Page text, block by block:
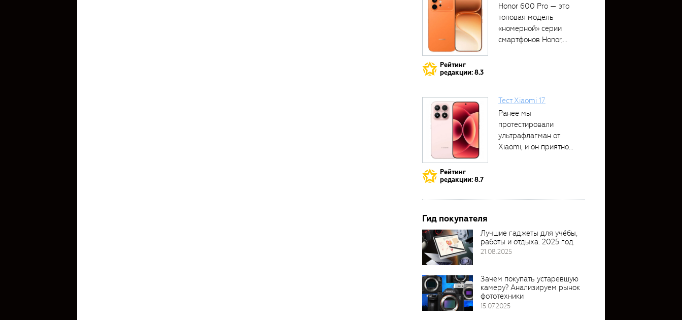
Рейтинг
редакции: 8.3
Honor 600 Pro — это
топовая модель
«номерной» серии
смартфонов Honor,...
Рейтинг
редакции: 8.7
Тест Xiaomi 17
Ранее мы
протестировали
ультрафлагман от
Xiaomi, и он приятно
Гид покупателя
Лучшие гаджеты для учёбы,
работы и отдыха. 2025 год
21.08.2025
Зачем покупать устаревшую
камеру? Анализируем рынок
фототехники
15.07.2025